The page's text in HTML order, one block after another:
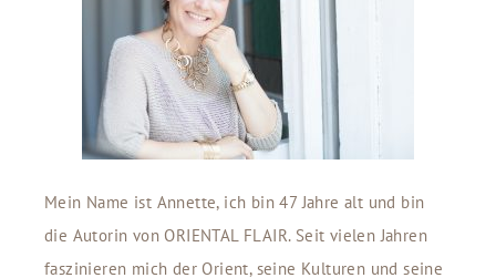
Mein Name ist Annette, ich bin 47 Jahre alt und bin
die Autorin von ORIENTAL FLAIR. Seit vielen Jahren
faszinieren mich der Orient, seine Kulturen und seine